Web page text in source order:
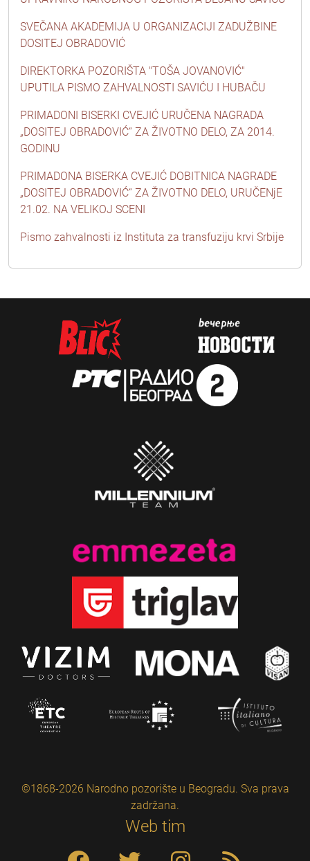
SVEČANA AKADEMIJA U ORGANIZACIJI ZADUŽBINE
DOSITEJ OBRADOVIĆ
DIREKTORKA POZORIŠTA "TOŠA JOVANOVIĆ"
UPUTILA PISMO ZAHVALNOSTI SAVIĆU I HUBAČU
PRIMADONI BISERKI CVEJIĆ URUČENA NAGRADA
„DOSITEJ OBRADOVIĆ“ ZA ŽIVOTNO DELO, ZA 2014.
GODINU
PRIMADONA BISERKA CVEJIĆ DOBITNICA NAGRADE
„DOSITEJ OBRADOVIĆ“ ZA ŽIVOTNO DELO, URUČENjE
21.02. NA VELIKOJ SCENI
Pismo zahvalnosti iz Instituta za transfuziju krvi Srbije
©1868-2026 Narodno pozorište u Beogradu. Sva prava
zadržana.
Web tim